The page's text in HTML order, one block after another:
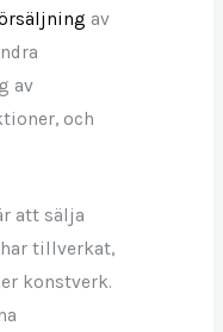
av
av
och
att sälja
tillverkat,
konstverk.